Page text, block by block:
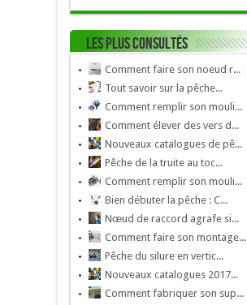
Les plus consultés
Comment faire son noeud r...
Tout savoir sur la pêche...
Comment remplir son mouli...
Comment élever des vers d...
Nouveaux catalogues de pê...
Pêche de la truite au toc...
Comment remplir son mouli...
Bien débuter la pêche : C...
Nœud de raccord agrafe si...
Comment faire son montage...
Pêche du silure en vertic...
Nouveaux catalogues 2017...
Comment fabriquer son sup...